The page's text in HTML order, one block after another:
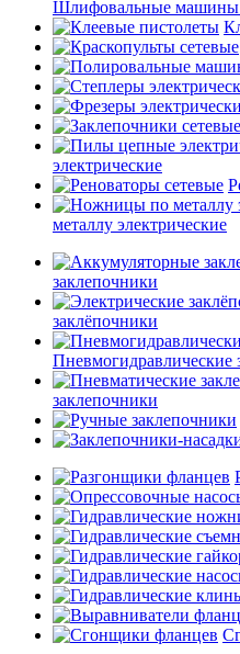
Шлифовальные машины
электрические
металлу электрические
заклепочники
заклёпочники
Пневмогидравлические
заклепочники